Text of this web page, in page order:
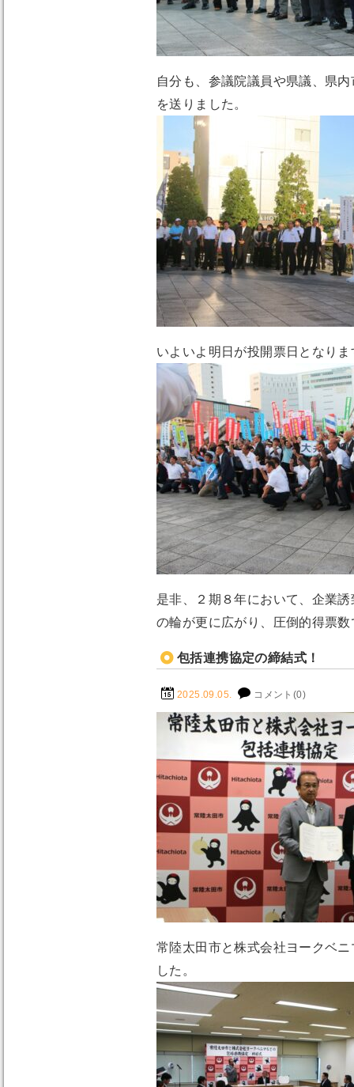
自分も、参議院議員や県議、県
を送りました。
いよいよ明日が投開票日となりま
是非、２期８年において、企業
の輪が更に広がり、圧倒的得票
包括連携協定の締結式！
2025.09.05. コメント(0)
常陸太田市と株式会社ヨークベ
した。